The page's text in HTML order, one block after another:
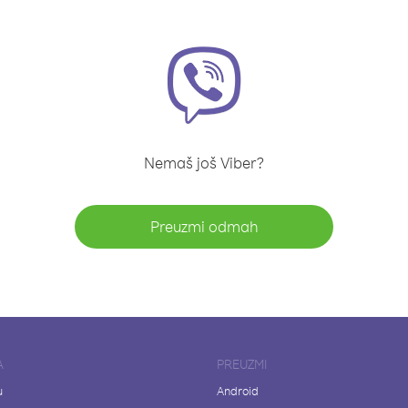
Nemaš još Viber?
Preuzmi odmah
PREUZMI
Android